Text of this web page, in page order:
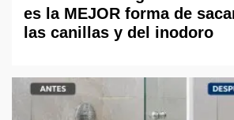
es la MEJOR forma de
las canillas y del inodoro